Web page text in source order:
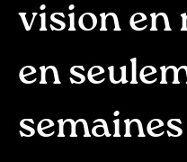
vision en
en
semaines